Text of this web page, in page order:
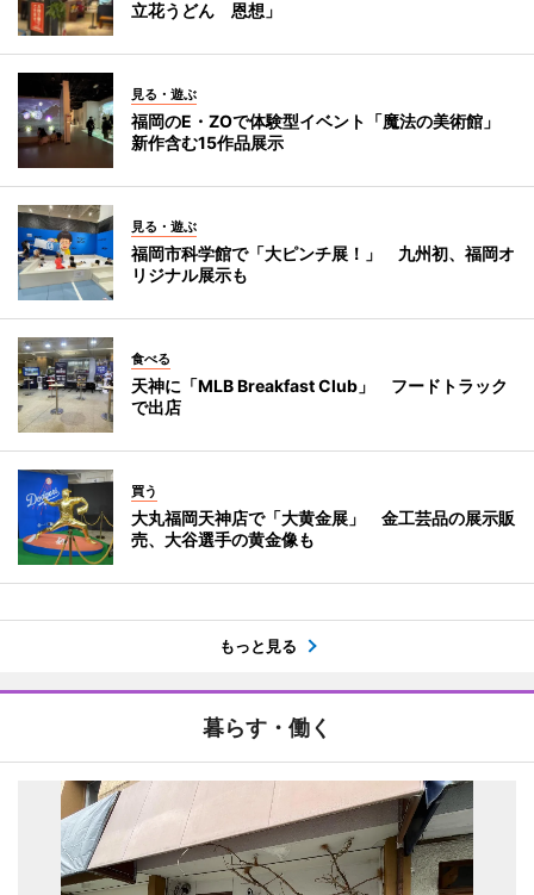
立花うどん 恩想」
見る・遊ぶ
福岡のE・ZOで体験型イベント「魔法の美術館」
新作含む15作品展示
見る・遊ぶ
福岡市科学館で「大ピンチ展！」 九州初、福岡オ
リジナル展示も
食べる
天神に「MLB Breakfast Club」 フードトラック
で出店
買う
大丸福岡天神店で「大黄金展」 金工芸品の展示販
売、大谷選手の黄金像も
もっと見る
暮らす・働く